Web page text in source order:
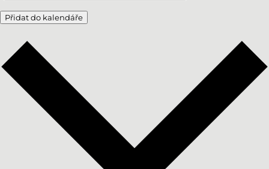
Přidat do kalendáře